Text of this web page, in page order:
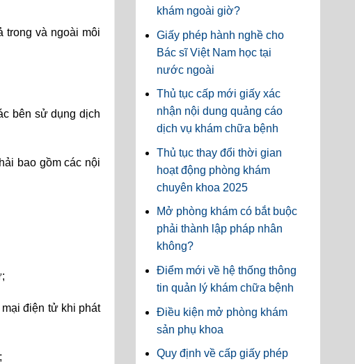
trong và ngoài môi
bên sử dụng dịch
bao gồm các nội
điện tử khi phát
khám ngoài giờ?
Giấy phép hành nghề cho
Bác sĩ Việt Nam học tại
nước ngoài
Thủ tục cấp mới giấy xác
nhận nội dung quảng cáo
dịch vụ khám chữa bệnh
Thủ tục thay đổi thời gian
hoạt động phòng khám
chuyên khoa 2025
Mở phòng khám có bắt buộc
phải thành lập pháp nhân
không?
Điểm mới về hệ thống thông
tin quản lý khám chữa bệnh
Điều kiện mở phòng khám
sản phụ khoa
Quy định về cấp giấy phép